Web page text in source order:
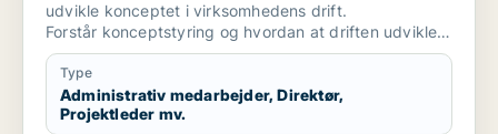
udvikle konceptet i virksomhedens drift.
Forstår konceptstyring og hvordan at driften udvikles
fra start til slut...
Har i brug for den som den som kan se hvordan i skal
komme i gang og styre udviklingen med rolig hånd....
så har i fundet en løsning med mig......
Type
Administrativ medarbejder, Direktør,
Projektleder mv.